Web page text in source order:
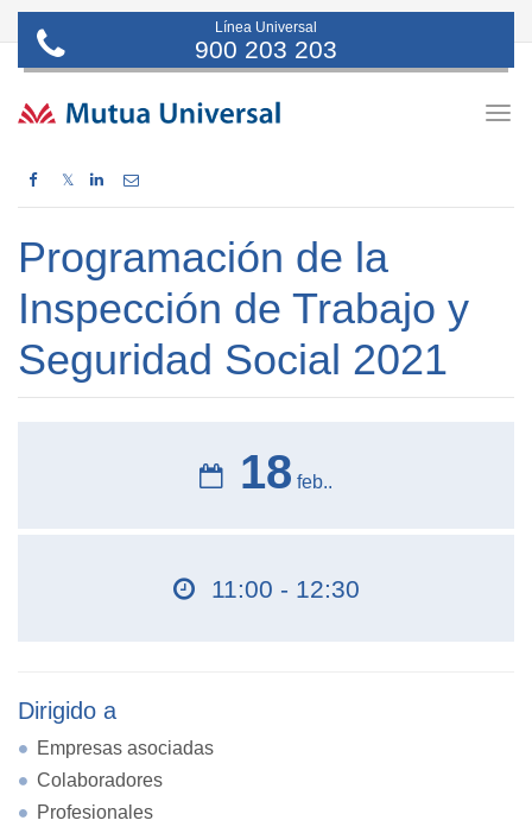
Línea Universal
900 203 203
𝕏
Programación de la
Inspección de Trabajo y
Seguridad Social 2021
18 feb..
11:00 - 12:30
Dirigido a
Empresas asociadas
Colaboradores
Profesionales